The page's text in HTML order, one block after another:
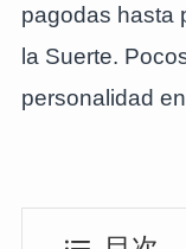
pagodas hasta
la Suerte.
personalidad